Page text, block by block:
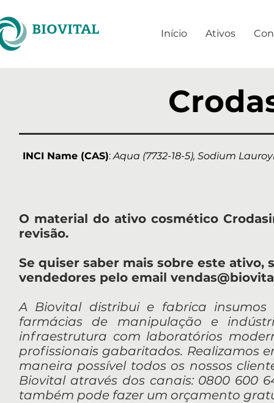
BIOVITAL Início Ativos
INCI Name (CAS):Aqua (7732-18-5), Sodium
O material do ativo cosmético
revisão.
Se quiser saber mais sobre este
vendedores pelo email
A Biovital distribui e fabrica insumos
farmácias de manipulação e
infraestrutura com laboratórios
profissionais gabaritados. Realizamos
maneira possível todos os nossos
Biovital através dos canais: 0800 600
também pode fazer um orçamento